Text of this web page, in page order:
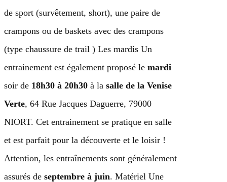
de sport (survêtement, short), une paire de
crampons ou de baskets avec des crampons
(type chaussure de trail ) Les mardis Un
entrainement est également proposé le mardi
soir de 18h30 à 20h30 à la salle de la Venise
Verte, 64 Rue Jacques Daguerre, 79000
NIORT. Cet entrainement se pratique en salle
et est parfait pour la découverte et le loisir !
Attention, les entraînements sont généralement
assurés de septembre à juin. Matériel Une